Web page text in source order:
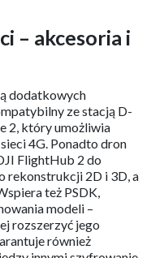
– akcesoria i
dodatkowych
ze stacją D-
2, który umożliwia
4G. Ponadto dron
FlightHub 2 do
rekonstrukcji 2D i 3D, a
też PSDK,
modeli –
rozszerzyć jego
również